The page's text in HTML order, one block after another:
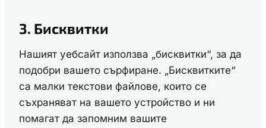
3. Бисквитки
Нашият уебсайт използва „бисквитки“, за да
подобри вашето сърфиране. „Бисквитките“
са малки текстови файлове, които се
съхраняват на вашето устройство и ни
помагат да запомним вашите